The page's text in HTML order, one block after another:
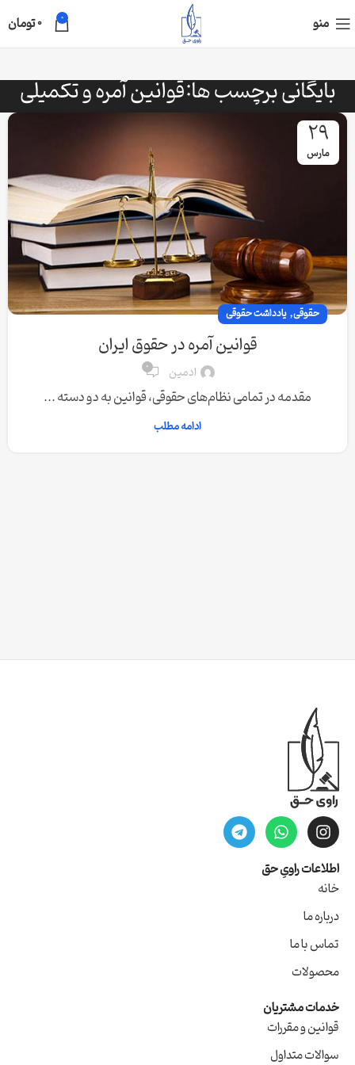
منو 0
0تومان
بایگانی برچسب ها:قوانین آمره و تکمیلی
29
مارس
حقوقی, یادداشت حقوقی
قوانین آمره در حقوق ایران
ادمین 0
مقدمه در تمامی نظام‌های حقوقی، قوانین به دو دسته ...
ادامه مطلب
اطلاعات راویِ حق
خانه
درباره ما
تماس با ما
محصولات
خدمات مشتریان
قوانین و مقررات
سوالات متداول